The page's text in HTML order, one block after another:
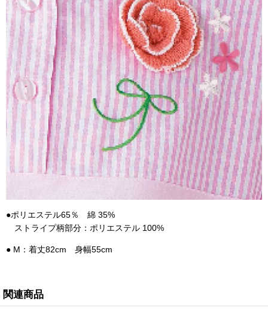
●ポリエステル65％ 綿 35%
ストライプ柄部分：ポリエステル 100%
● M：着丈82cm 身幅55cm
関連商品